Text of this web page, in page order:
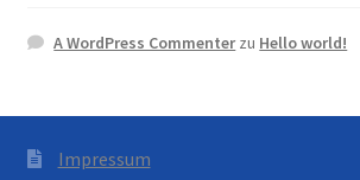
A WordPress Commenterzu Hello world!
Impressum